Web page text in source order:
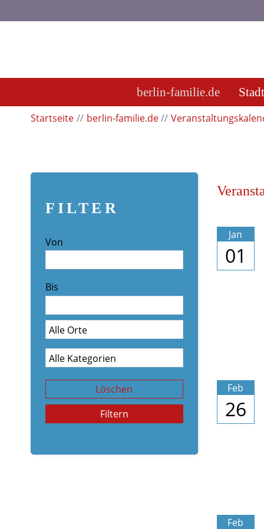
berlin-familie.de
Startseite berlin-familie.de
FILTER
Von
Bis
Löschen
Filtern
Jan
01
Feb
26
Feb